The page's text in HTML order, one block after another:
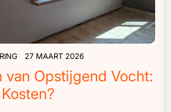
27 MAART 2026
van Opstijgend Vocht: